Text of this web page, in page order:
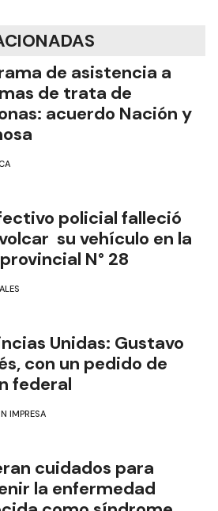
de asistencia a
de trata de
acuerdo Nación y
policial falleció
su vehículo en la
N° 28
Unidas: Gustavo
con un pedido de
federal
IMPRESA
cuidados para
la enfermedad